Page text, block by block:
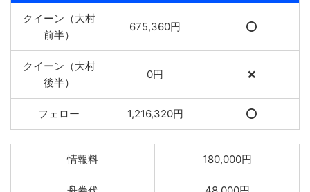
クイーン（大村
前半）
675,360円 ⭕️
クイーン（大村
後半）
0円 ❌
フェロー 1,216,320円 ⭕️
情報料 180,000円